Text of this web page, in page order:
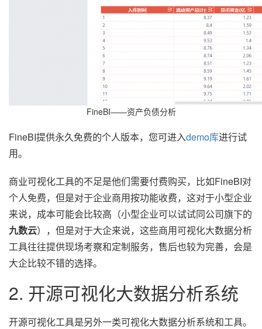
FineBI——资产负债分析
FineBI提供永久免费的个人版本，您可进入demo库进行试
用。
商业可视化工具的不足是他们需要付费购买，比如FineBI对
个人免费，但是对于企业商用按功能收费，这对于小型企业
来说，成本可能会比较高（小型企业可以试试同公司旗下的
九数云），但是对于大企来说，这些商用可视化大数据分析
工具往往提供现场考察和定制服务，售后也较为完善，会是
大企比较不错的选择。
2. 开源可视化大数据分析系统
开源可视化工具是另外一类可视化大数据分析系统和工具。